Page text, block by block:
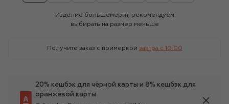
Изделие большемерит, рекомендуем
выбирать на размер меньше
Получите заказ с примеркой завтра c 10:00
20% кешбэк для чёрной карты и 8% кешбэк для
оранжевой карты